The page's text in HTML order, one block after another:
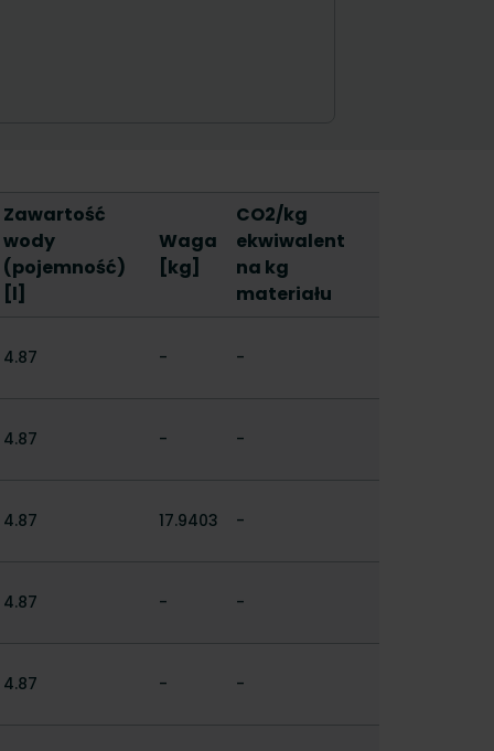
Zawartość
wody
(pojemność)
[l]
Waga
[kg]
CO2/kg
ekwiwalent
na kg
materiału
4.87 - -
4.87 - -
4.87 17.9403 -
4.87 - -
4.87 - -